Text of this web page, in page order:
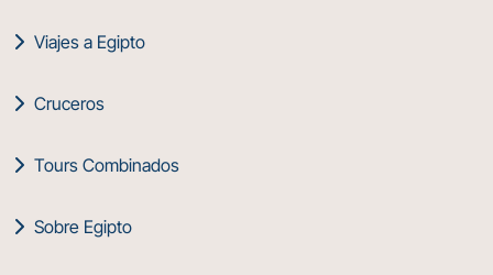
Viajes a Egipto
Cruceros
Tours Combinados
Sobre Egipto